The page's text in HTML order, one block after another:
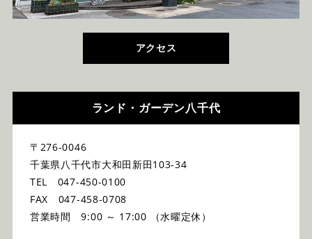
アクセス
ランド・ガーデン八千代
〒276-0046
千葉県八千代市大和田新田103-34
TEL 047-450-0100
FAX 047-458-0708
営業時間 9:00 ～ 17:00 （水曜定休）